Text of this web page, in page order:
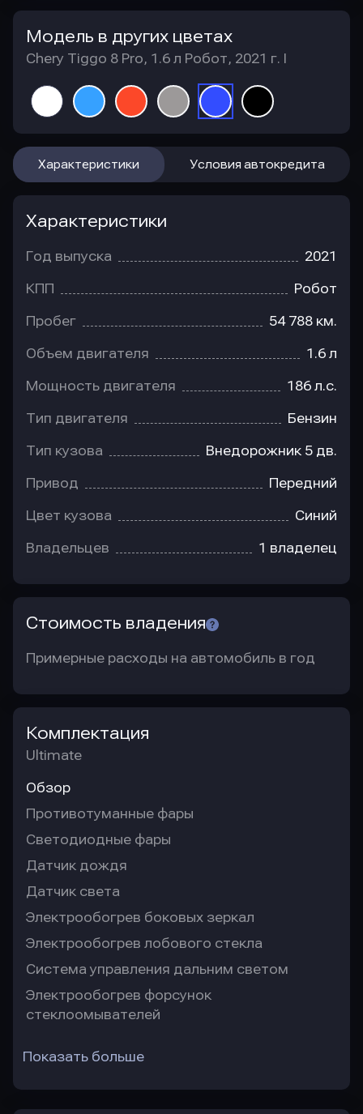
Модель в других цветах
Chery Tiggo 8 Pro, 1.6 л Робот, 2021 г. I
Характеристики Условия автокредита
Характеристики
Год выпуска 2021
КПП Робот
Пробег 54 788 км.
Объем двигателя 1.6 л
Мощность двигателя 186 л.с.
Тип двигателя Бензин
Тип кузова Внедорожник 5 дв.
Привод Передний
Цвет кузова Синий
Владельцев 1 владелец
Стоимость владения
Примерные расходы на автомобиль в год
Комплектация
Ultimate
Обзор
Противотуманные фары
Светодиодные фары
Датчик дождя
Датчик света
Электрообогрев боковых зеркал
Электрообогрев лобового стекла
Система управления дальним светом
Электрообогрев форсунок
стеклоомывателей
Показать больше